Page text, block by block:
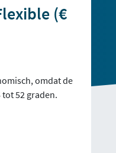
(€
omdat de
52 graden.